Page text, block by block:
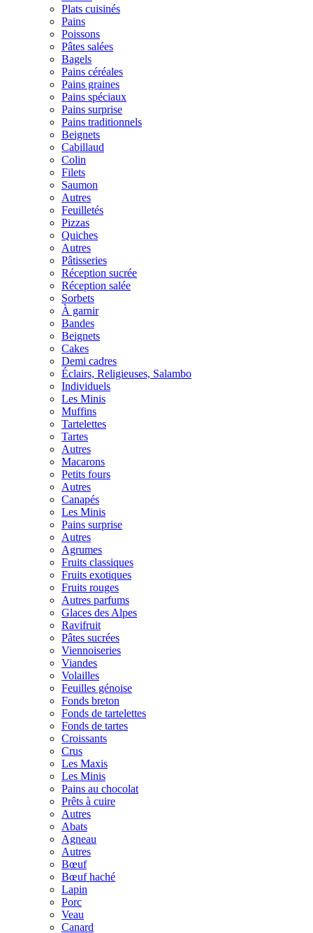
Plats cuisinés
Pains
Poissons
Pâtes salées
Bagels
Pains céréales
Pains graines
Pains spéciaux
Pains surprise
Pains traditionnels
Beignets
Cabillaud
Colin
Filets
Saumon
Autres
Feuilletés
Pizzas
Quiches
Autres
Pâtisseries
Réception sucrée
Réception salée
Sorbets
À garnir
Bandes
Beignets
Cakes
Demi cadres
Éclairs, Religieuses, Salambo
Individuels
Les Minis
Muffins
Tartelettes
Tartes
Autres
Macarons
Petits fours
Autres
Canapés
Les Minis
Pains surprise
Autres
Agrumes
Fruits classiques
Fruits exotiques
Fruits rouges
Autres parfums
Glaces des Alpes
Ravifruit
Pâtes sucrées
Viennoiseries
Viandes
Volailles
Feuilles génoise
Fonds breton
Fonds de tartelettes
Fonds de tartes
Croissants
Crus
Les Maxis
Les Minis
Pains au chocolat
Prêts à cuire
Autres
Abats
Agneau
Autres
Bœuf
Bœuf haché
Lapin
Porc
Veau
Canard